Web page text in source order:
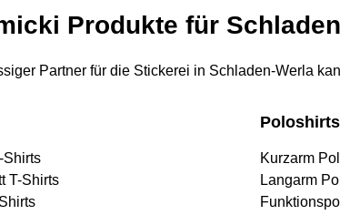
Produkte für
Partner für die Stickerei in Schladen-Werla
Shirts
T-Shirts
Poloshirts
Kurzarm
Langarm